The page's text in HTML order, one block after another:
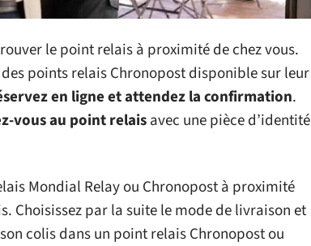
le point relais à proximité de chez vous.
points relais Chronopost disponible sur leur
en ligne et attendez la confirmation.
vous au point relaisavec une pièce d’identité
Mondial Relay ou Chronopost à proximité
Choisissez par la suite le mode de livraison et
colis dans un point relais Chronopost ou